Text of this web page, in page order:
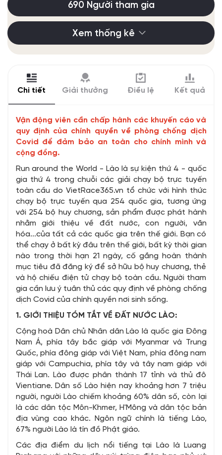
690 Người tham gia
Xem thống kê
Chi tiết Giải thưởng Điều lệ Kết quả
Vận động viên cần chấp hành các khuyến cáo và
quy định của chính quyền về phòng chống dịch
Covid để đảm bảo an toàn cho chính mình và
cộng đồng.
Run around the World - Lào là sự kiện thứ 4 - quốc
gia thứ 4 trong chuỗi các giải chạy bộ trực tuyến
toàn cầu do VietRace365.vn tổ chức với hình thức
chạy bộ trực tuyến qua 254 quốc gia, tương ứng
với 254 bộ huy chương, sản phẩm được phát hành
nhằm giới thiệu về đất nước, con người, văn
hóa...của tất cả các quốc gia trên thế giới. Bạn có
thể chạy ở bất kỳ đâu trên thế giới, bất kỳ thời gian
nào trong thời hạn 21 ngày, cố gắng hoàn thành
mục tiêu đã đăng ký để sở hữu bộ huy chương, thẻ
và hộ chiếu điện tử chạy bộ toàn cầu. Người tham
gia cần lưu ý tuân thủ các quy định về phòng chống
dịch Covid của chính quyền nơi sinh sống.
1. GIỚI THIỆU TÓM TẮT VỀ ĐẤT NƯỚC LÀO:
Cộng hoà Dân chủ Nhân dân Lào là quốc gia Đông
Nam Á, phía tây bắc giáp với Myanmar và Trung
Quốc, phía đông giáp với Việt Nam, phía đông nam
giáp với Campuchia, phía tây và tây nam giáp với
Thái Lan. Lào được phân thành 17 tỉnh và thủ đô
Vientiane. Dân số Lào hiện nay khoảng hơn 7 triệu
người, người Lào chiếm khoảng 60% dân số, còn lại
là các dân tộc Môn-Khmer, H'Mông và dân tộc bản
địa vùng cao khác. Ngôn ngữ chính là tiếng Lào,
67% người Lào là tín đồ Phật giáo.
Các địa điểm du lịch nổi tiếng tại Lào là Luang